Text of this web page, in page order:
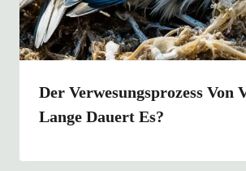
Der Verwesungsprozess Von
Lange Dauert Es?